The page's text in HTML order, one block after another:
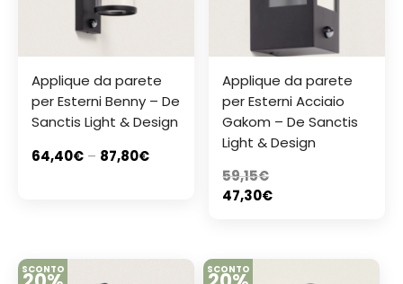
Applique da parete
per Esterni Benny – De
Sanctis Light & Design
64,40€ – 87,80€
Applique da parete
per Esterni Acciaio
Gakom – De Sanctis
Light & Design
59,15€
47,30€
SCONTO SCONTO